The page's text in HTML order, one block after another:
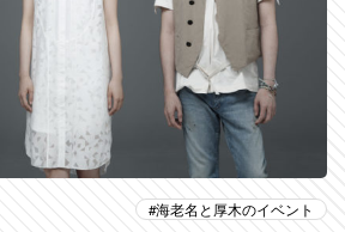
海老名と厚木のイベント